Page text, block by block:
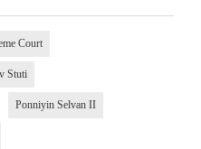
Court
Stuti
Ponniyin Selvan II